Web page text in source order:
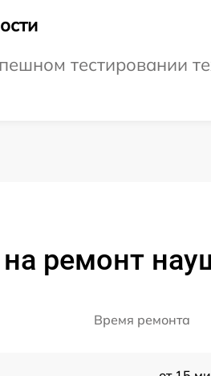
тестировании
ремонт
Время ремонта